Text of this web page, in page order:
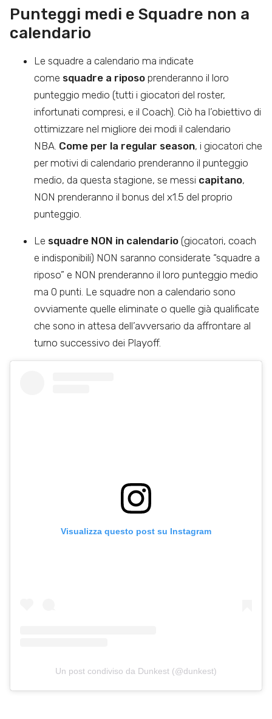
Punteggi medi e Squadre non a
calendario
Le squadre a calendario ma indicate
come squadre a riposo prenderanno il loro
punteggio medio (tutti i giocatori del roster,
infortunati compresi, e il Coach). Ciò ha l’obiettivo di
ottimizzare nel migliore dei modi il calendario
NBA. Come per la regular season, i giocatori che
per motivi di calendario prenderanno il punteggio
medio, da questa stagione, se messi capitano,
NON prenderanno il bonus del x1.5 del proprio
punteggio.
Le squadre NON in calendario (giocatori, coach
e indisponibili) NON saranno considerate “squadre a
riposo” e NON prenderanno il loro punteggio medio
ma 0 punti. Le squadre non a calendario sono
ovviamente quelle eliminate o quelle già qualificate
che sono in attesa dell’avversario da affrontare al
turno successivo dei Playoff.
Visualizza questo post su Instagram
Un post condiviso da Dunkest (@dunkest)